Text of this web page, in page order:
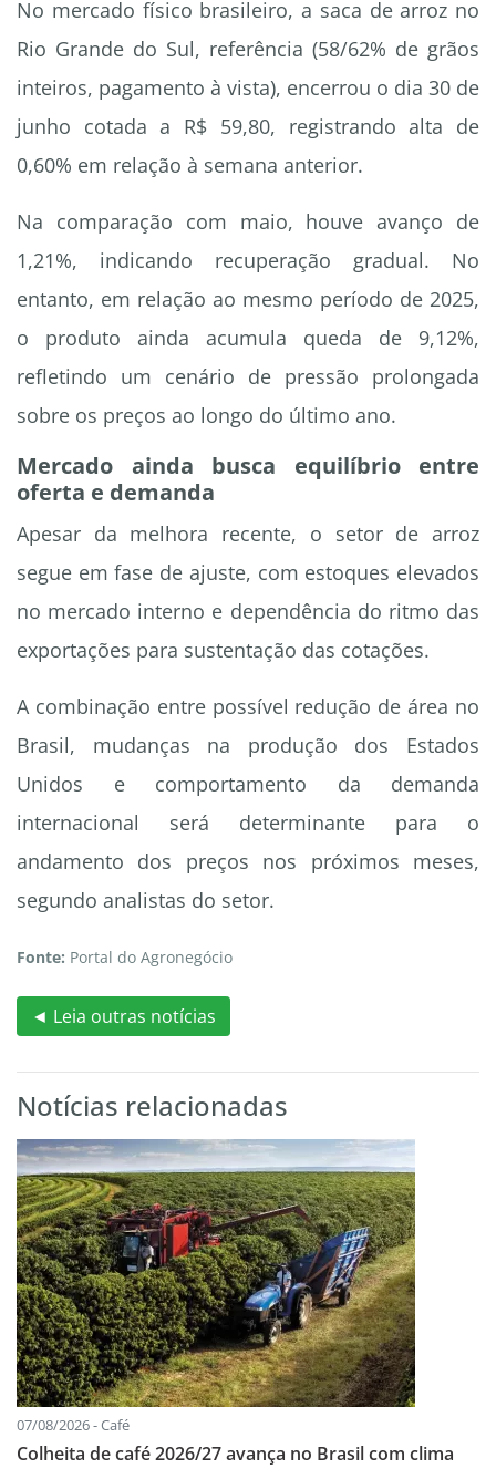
No mercado físico brasileiro, a saca de arroz no
Rio Grande do Sul, referência (58/62% de grãos
inteiros, pagamento à vista), encerrou o dia 30 de
junho cotada a R$ 59,80, registrando alta de
0,60% em relação à semana anterior.
Na comparação com maio, houve avanço de
1,21%, indicando recuperação gradual. No
entanto, em relação ao mesmo período de 2025,
o produto ainda acumula queda de 9,12%,
refletindo um cenário de pressão prolongada
sobre os preços ao longo do último ano.
Mercado ainda busca equilíbrio entre
oferta e demanda
Apesar da melhora recente, o setor de arroz
segue em fase de ajuste, com estoques elevados
no mercado interno e dependência do ritmo das
exportações para sustentação das cotações.
A combinação entre possível redução de área no
Brasil, mudanças na produção dos Estados
Unidos e comportamento da demanda
internacional será determinante para o
andamento dos preços nos próximos meses,
segundo analistas do setor.
Fonte: Portal do Agronegócio
◄ Leia outras notícias
Notícias relacionadas
07/08/2026 - Café
Colheita de café 2026/27 avança no Brasil com clima